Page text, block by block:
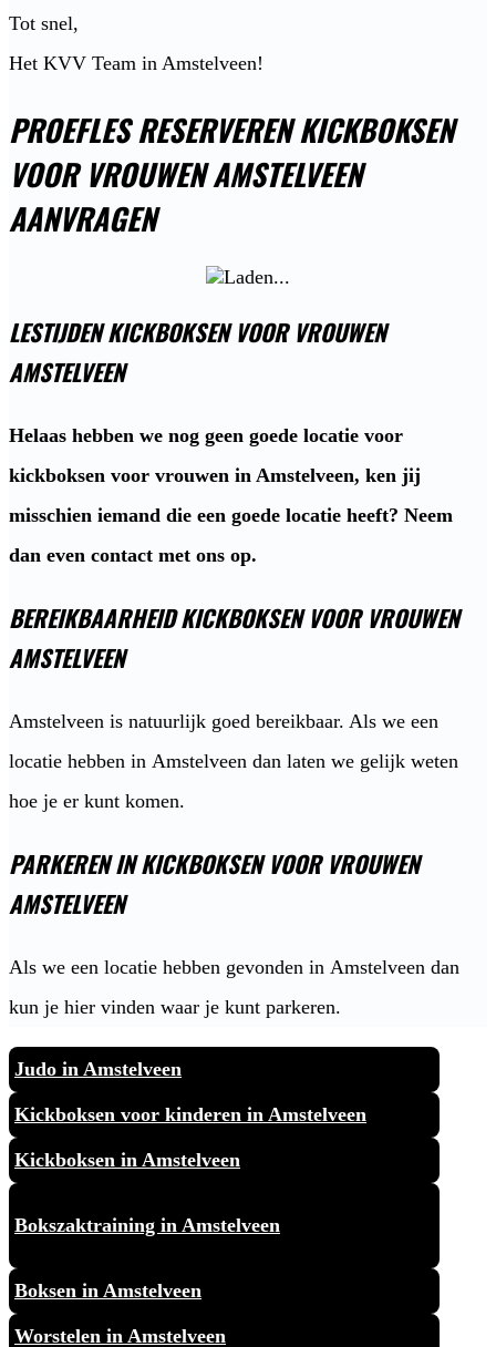
Tot snel,
Het KVV Team in Amstelveen!
PROEFLES RESERVEREN KICKBOKSEN
VOOR VROUWEN AMSTELVEEN
AANVRAGEN
LESTIJDEN KICKBOKSEN VOOR VROUWEN
AMSTELVEEN
Helaas hebben we nog geen goede locatie voor
kickboksen voor vrouwen in Amstelveen, ken jij
misschien iemand die een goede locatie heeft? Neem
dan even contact met ons op.
BEREIKBAARHEID KICKBOKSEN VOOR VROUWEN
AMSTELVEEN
Amstelveen is natuurlijk goed bereikbaar. Als we een
locatie hebben in Amstelveen dan laten we gelijk weten
hoe je er kunt komen.
PARKEREN IN KICKBOKSEN VOOR VROUWEN
AMSTELVEEN
Als we een locatie hebben gevonden in Amstelveen dan
kun je hier vinden waar je kunt parkeren.
Judo in Amstelveen
Kickboksen voor kinderen in Amstelveen
Kickboksen in Amstelveen
Bokszaktraining in Amstelveen
Boksen in Amstelveen
Worstelen in Amstelveen